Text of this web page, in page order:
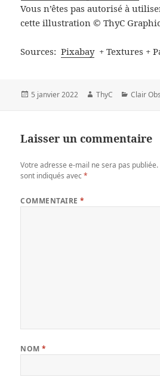
Vous n’êtes pas autorisé à
cette illustration © ThyC
Sources:Pixabay+ Textures +
Publié
5 janvier 2022 Auteur
ThyC Clair
Laisser un commentaire
Votre adresse e-mail ne sera pas publiée.
sont indiqués avec*
COMMENTAIRE*
NOM*